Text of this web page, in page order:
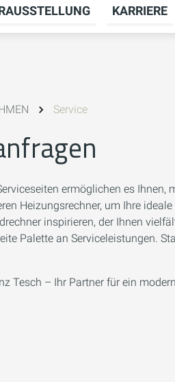
umschalten
für SANITÄR umschalten
KARRIERE
Service
ermöglichen es Ihnen,
Heizungsrechner, um Ihre
inspirieren, der Ihnen
Palette an Serviceleistungen.
Tesch – Ihr Partner für ein